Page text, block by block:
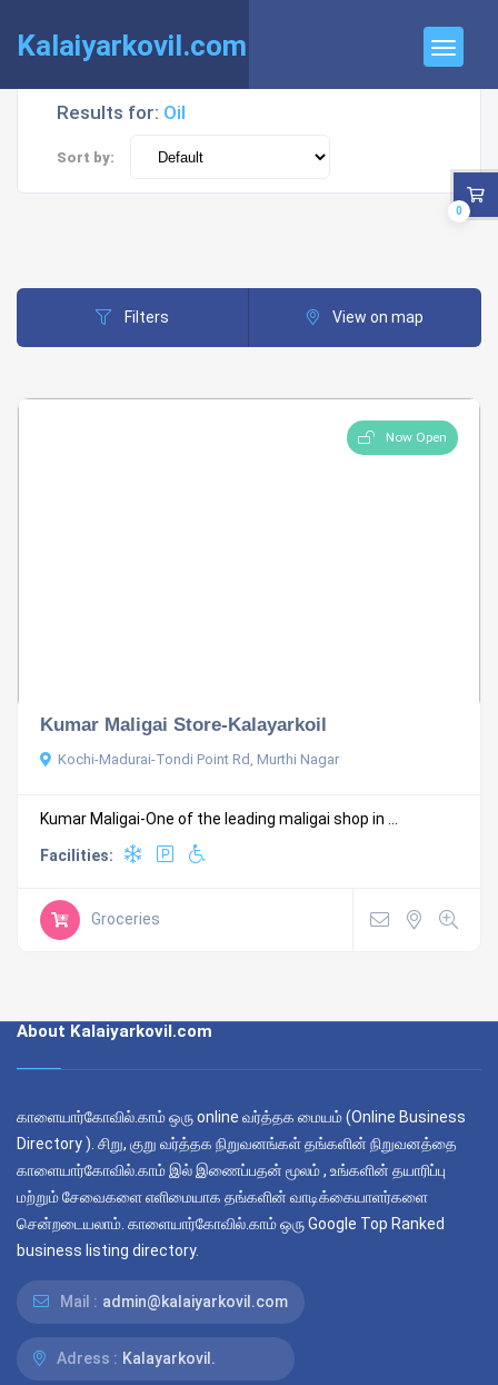
Kalaiyarkovil.com
Results for: Oil
Sort by:
Filters View on map
Now Open
Kumar Maligai Store-Kalayarkoil
Kochi-Madurai-Tondi Point Rd, Murthi Nagar
Kumar Maligai-One of the leading maligai shop in ...
Facilities:
Groceries
0
About Kalaiyarkovil.com
காளையார்கோவில்.காம் ஒரு online வர்த்தக மையம் (Online Business
Directory ). சிறு, குறு வர்த்தக நிறுவனங்கள் தங்களின் நிறுவனத்தை
காளையார்கோவில்.காம் இல் இணைப்பதன் மூலம் , உங்களின் தயாரிப்பு
மற்றும் சேவைகளை எளிமையாக தங்களின் வாடிக்கையாளர்களை
சென்றடையலாம். காளையார்கோவில்.காம் ஒரு Google Top Ranked
business listing directory.
Mail : admin@kalaiyarkovil.com
Adress : Kalayarkovil.